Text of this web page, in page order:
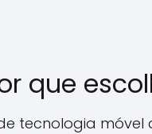
que
tecnologia móvel